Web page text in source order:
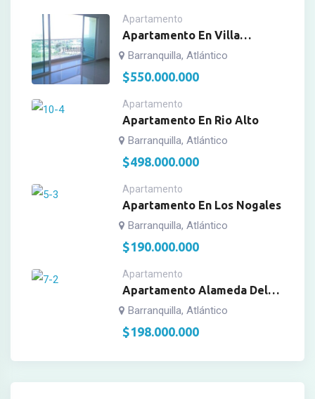
Apartamento
Apartamento En Villa
Campestre
Barranquilla, Atlántico
$550.000.000
Apartamento
Apartamento En Rio Alto
Barranquilla, Atlántico
$498.000.000
Apartamento
Apartamento En Los Nogales
Barranquilla, Atlántico
$190.000.000
Apartamento
Apartamento Alameda Del
Rio, Conj. Azulejo
Barranquilla, Atlántico
$198.000.000